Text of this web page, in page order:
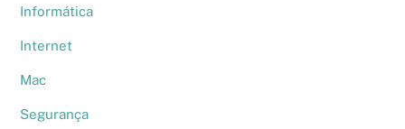
Informática
Internet
Mac
Segurança